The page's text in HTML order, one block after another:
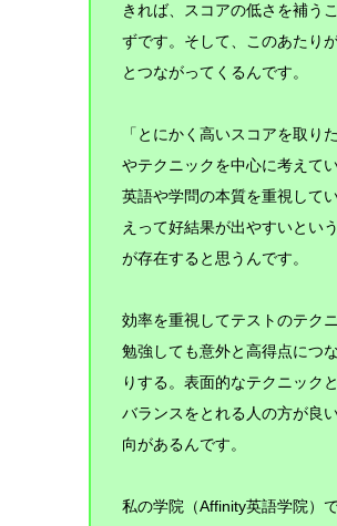
きれば、スコアの低さを補う
ずです。そして、このあたり
とつながってくるんです。
「とにかく高いスコアを取り
やテクニックを中心に考えて
英語や学問の本質を重視して
えって好結果が出やすいとい
が存在すると思うんです。
効率を重視してテストのテク
勉強しても意外と高得点につ
りする。表面的なテクニック
バランスをとれる人の方が良
向があるんです。
私の学院（Affinity英語学院）